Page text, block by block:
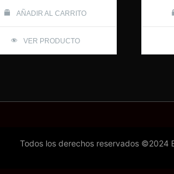
AÑADIR AL CARRITO
VER PRODUCTO
Todos los derechos reservados ©2024